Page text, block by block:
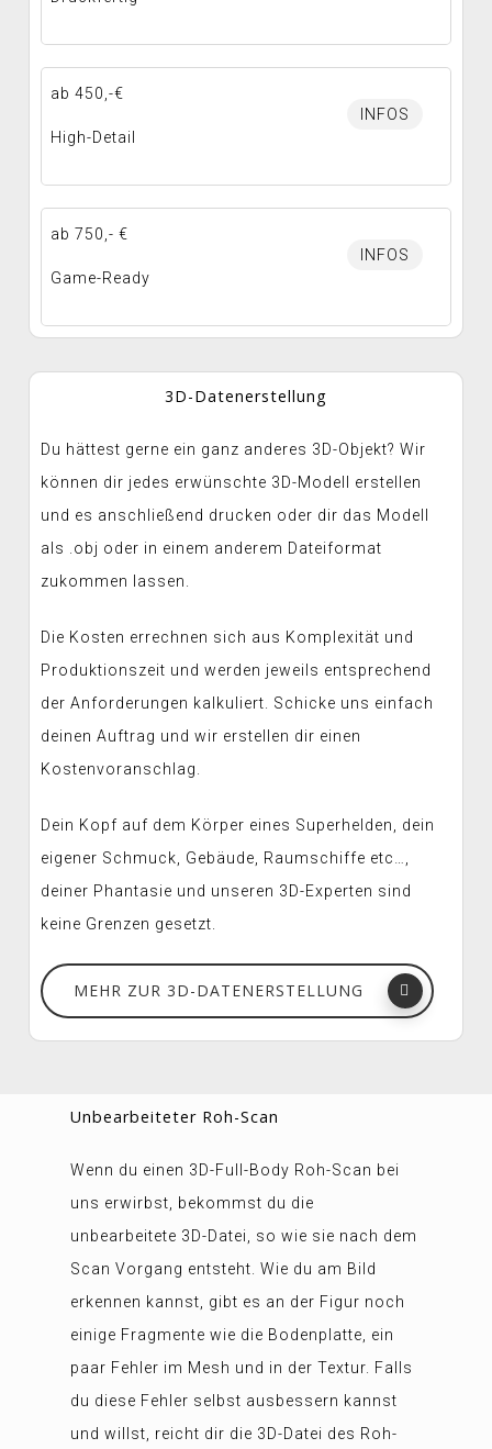
ab 450,-€
High-Detail
INFOS
ab 750,- €
Game-Ready
INFOS
3D-Datenerstellung
Du hättest gerne ein ganz anderes 3D-Objekt? Wir
können dir jedes erwünschte 3D-Modell erstellen
und es anschließend drucken oder dir das Modell
als .obj oder in einem anderem Dateiformat
zukommen lassen.
Die Kosten errechnen sich aus Komplexität und
Produktionszeit und werden jeweils entsprechend
der Anforderungen kalkuliert. Schicke uns einfach
deinen Auftrag und wir erstellen dir einen
Kostenvoranschlag.
Dein Kopf auf dem Körper eines Superhelden, dein
eigener Schmuck, Gebäude, Raumschiffe etc…,
deiner Phantasie und unseren 3D-Experten sind
keine Grenzen gesetzt.
MEHR ZUR 3D-DATENERSTELLUNG
Unbearbeiteter Roh-Scan
Wenn du einen 3D-Full-Body Roh-Scan bei
uns erwirbst, bekommst du die
unbearbeitete 3D-Datei, so wie sie nach dem
Scan Vorgang entsteht. Wie du am Bild
erkennen kannst, gibt es an der Figur noch
einige Fragmente wie die Bodenplatte, ein
paar Fehler im Mesh und in der Textur. Falls
du diese Fehler selbst ausbessern kannst
und willst, reicht dir die 3D-Datei des Roh-